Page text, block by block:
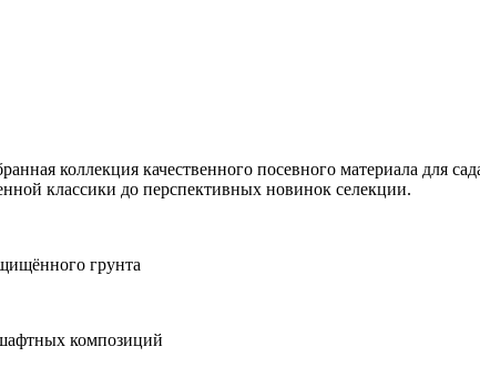
коллекция качественного посевного материала для
классики до перспективных новинок селекции.
грунта
композиций